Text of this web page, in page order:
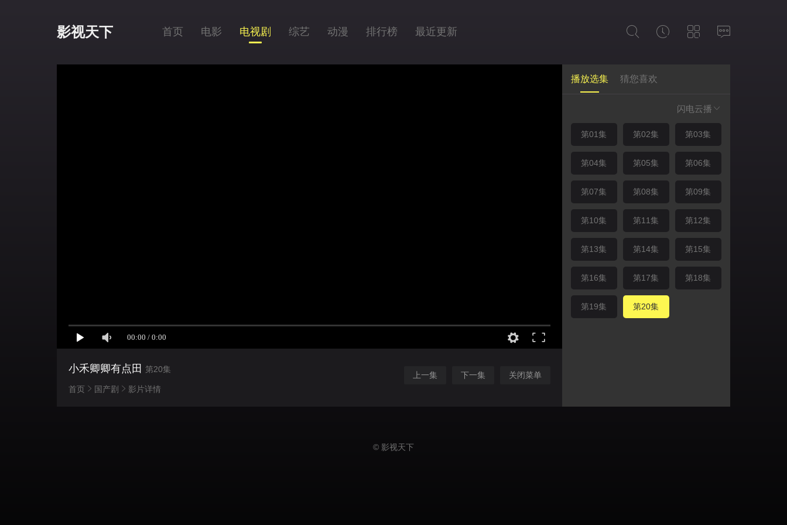
影视天下 首页 电影 电视剧 综艺 动漫 排行榜 最近更新
上一集 下一集 关闭菜单
小禾卿卿有点田 第20集
首页 国产剧 影片详情
播放选集 猜您喜欢
闪电云播
第01集 第02集 第03集
第04集 第05集 第06集
第07集 第08集 第09集
第10集 第11集 第12集
第13集 第14集 第15集
第16集 第17集 第18集
第19集 第20集
© 影视天下